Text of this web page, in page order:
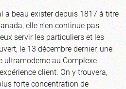
a beau exister depuis 1817 à titre
elle n’en continue pas
servir les particuliers et les
le 13 décembre dernier, une
ultramoderne au Complexe
client. On y trouvera,
forte concentration de